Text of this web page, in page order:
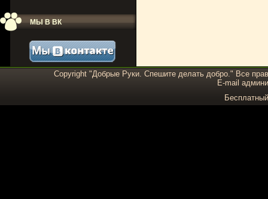
МЫ В ВК
Copyright "Добрые Руки. Спешите делать добро." Все
E-mail